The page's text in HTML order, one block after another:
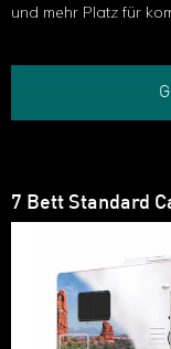
und mehr Platz für
7 Bett Standard